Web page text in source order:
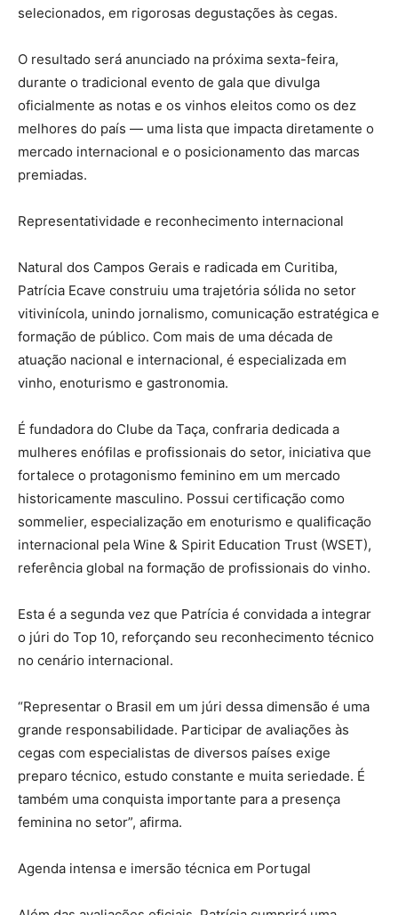
selecionados, em rigorosas degustações às cegas.
O resultado será anunciado na próxima sexta-feira,
durante o tradicional evento de gala que divulga
oficialmente as notas e os vinhos eleitos como os dez
melhores do país — uma lista que impacta diretamente o
mercado internacional e o posicionamento das marcas
premiadas.
Representatividade e reconhecimento internacional
Natural dos Campos Gerais e radicada em Curitiba,
Patrícia Ecave construiu uma trajetória sólida no setor
vitivinícola, unindo jornalismo, comunicação estratégica e
formação de público. Com mais de uma década de
atuação nacional e internacional, é especializada em
vinho, enoturismo e gastronomia.
É fundadora do Clube da Taça, confraria dedicada a
mulheres enófilas e profissionais do setor, iniciativa que
fortalece o protagonismo feminino em um mercado
historicamente masculino. Possui certificação como
sommelier, especialização em enoturismo e qualificação
internacional pela Wine & Spirit Education Trust (WSET),
referência global na formação de profissionais do vinho.
Esta é a segunda vez que Patrícia é convidada a integrar
o júri do Top 10, reforçando seu reconhecimento técnico
no cenário internacional.
“Representar o Brasil em um júri dessa dimensão é uma
grande responsabilidade. Participar de avaliações às
cegas com especialistas de diversos países exige
preparo técnico, estudo constante e muita seriedade. É
também uma conquista importante para a presença
feminina no setor”, afirma.
Agenda intensa e imersão técnica em Portugal